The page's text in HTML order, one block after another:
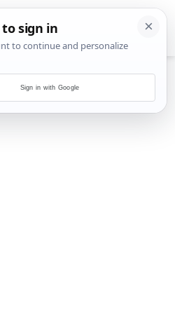
Sign in with Google